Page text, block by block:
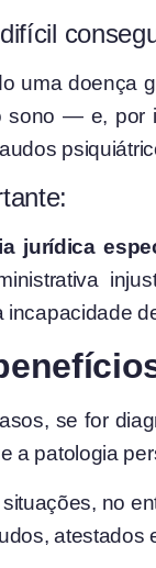
uma doença
sono — e, por
jurídica
incapacidade
se for
a patologia
no
atestados